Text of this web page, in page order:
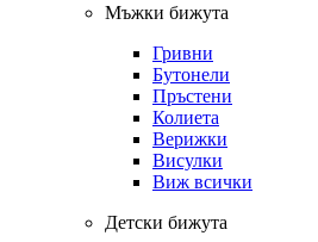
Мъжки бижута
Гривни
Бутонели
Пръстени
Колиета
Верижки
Висулки
Виж всички
Детски бижута